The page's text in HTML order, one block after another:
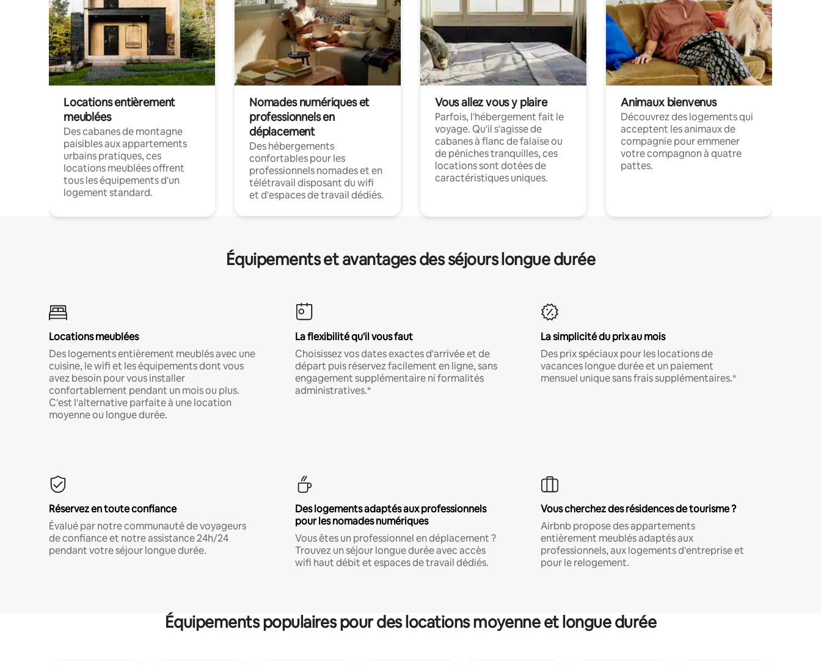
Locations entièrement
meublées
Des cabanes de montagne
paisibles aux appartements
urbains pratiques, ces
locations meublées offrent
tous les équipements d'un
logement standard.
Nomades numériques et
professionnels en
déplacement
Des hébergements
confortables pour les
professionnels nomades et en
télétravail disposant du wifi
et d'espaces de travail dédiés.
Vous allez vous y plaire
Parfois, l'hébergement fait le
voyage. Qu'il s'agisse de
cabanes à flanc de falaise ou
de péniches tranquilles, ces
locations sont dotées de
caractéristiques uniques.
Animaux bienvenus
Découvrez des logements qui
acceptent les animaux de
compagnie pour emmener
votre compagnon à quatre
pattes.
Équipements et avantages des séjours longue durée
Locations meublées
Des logements entièrement meublés avec une
cuisine, le wifi et les équipements dont vous
avez besoin pour vous installer
confortablement pendant un mois ou plus.
C'est l'alternative parfaite à une location
moyenne ou longue durée.
La flexibilité qu'il vous faut
Choisissez vos dates exactes d'arrivée et de
départ puis réservez facilement en ligne, sans
engagement supplémentaire ni formalités
administratives.*
La simplicité du prix au mois
Des prix spéciaux pour les locations de
vacances longue durée et un paiement
mensuel unique sans frais supplémentaires.*
Réservez en toute confiance
Évalué par notre communauté de voyageurs
de confiance et notre assistance 24h/24
pendant votre séjour longue durée.
Des logements adaptés aux professionnels
pour les nomades numériques
Vous êtes un professionnel en déplacement ?
Trouvez un séjour longue durée avec accès
wifi haut débit et espaces de travail dédiés.
Vous cherchez des résidences de tourisme ?
Airbnb propose des appartements
entièrement meublés adaptés aux
professionnels, aux logements d'entreprise et
pour le relogement.
Équipements populaires pour des locations moyenne et longue durée